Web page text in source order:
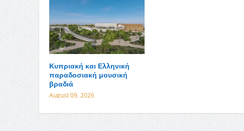
Κυπριακή και Ελληνική
παραδοσιακή μουσική
βραδιά
August 09, 2026